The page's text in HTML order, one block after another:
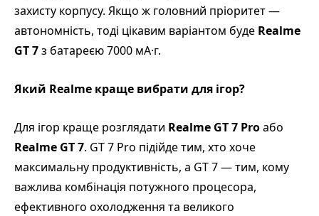
захисту корпусу. Якщо ж головний пріоритет —
автономність, тоді цікавим варіантом буде Realme
GT 7з батареєю 7000 мА·г.
Який Realme краще вибрати для ігор?
Для ігор краще розглядати Realme GT 7 Proабо
Realme GT 7. GT 7 Pro підійде тим, хто хоче
максимальну продуктивність, а GT 7 — тим, кому
важлива комбінація потужного процесора,
ефективного охолодження та великого